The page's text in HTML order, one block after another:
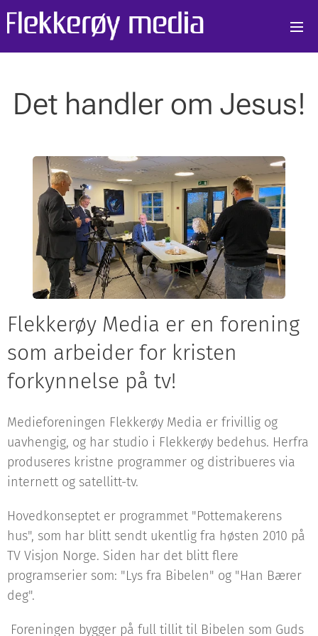
Det handler om Jesus!
Flekkerøy Media er en forening
som arbeider for kristen
forkynnelse på tv!
Medieforeningen Flekkerøy Media er frivillig og
uavhengig, og har studio i Flekkerøy bedehus. Herfra
produseres kristne programmer og distribueres via
internett og satellitt-tv.
Hovedkonseptet er programmet "Pottemakerens
hus", som har blitt sendt ukentlig fra høsten 2010 på
TV Visjon Norge. Siden har det blitt flere
programserier som: "Lys fra Bibelen" og "Han Bærer
deg".
Foreningen bygger på full tillit til Bibelen som Guds